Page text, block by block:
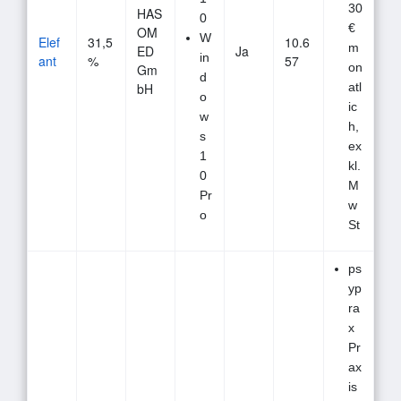
Elef
ant
31,5
%
HAS
OM
ED
Gm
bH
0
W
in
d
o
w
s
1
0
Pr
o
Ja
10.6
57
30
€
m
on
atl
ic
h,
ex
kl.
M
w
St
ps
yp
ra
x
Pr
ax
is